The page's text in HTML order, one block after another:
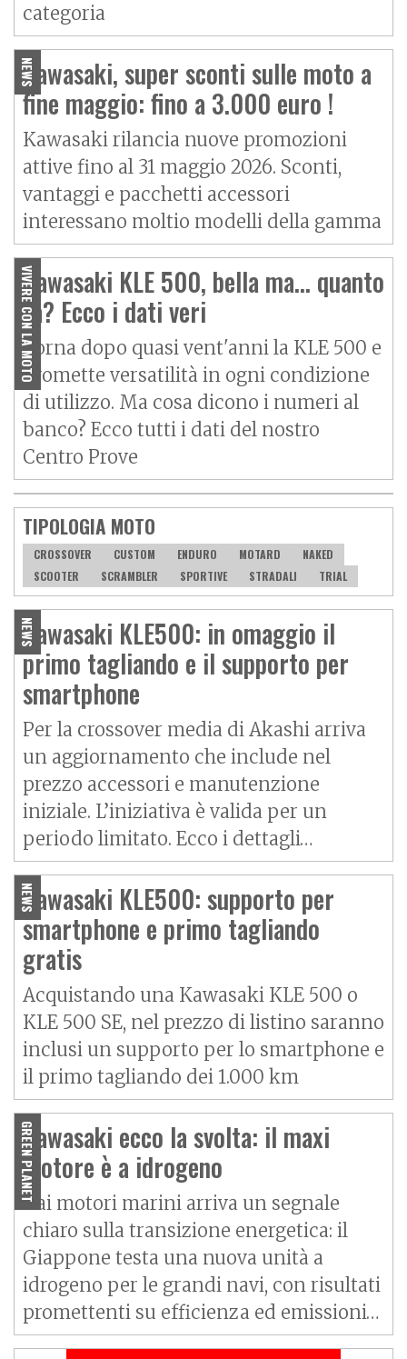
categoria
NEWS
Kawasaki, super sconti sulle moto a
fine maggio: fino a 3.000 euro !
Kawasaki rilancia nuove promozioni
attive fino al 31 maggio 2026. Sconti,
vantaggi e pacchetti accessori
interessano moltio modelli della gamma
VIVERE CON LA MOTO
Kawasaki KLE 500, bella ma... quanto
fa? Ecco i dati veri
Torna dopo quasi vent'anni la KLE 500 e
promette versatilità in ogni condizione
di utilizzo. Ma cosa dicono i numeri al
banco? Ecco tutti i dati del nostro
Centro Prove
TIPOLOGIA MOTO
CROSSOVER CUSTOM ENDURO MOTARD
NAKED
SCOOTER
SCRAMBLER SPORTIVE STRADALI TRIAL
NEWS
Kawasaki KLE500: in omaggio il
primo tagliando e il supporto per
smartphone
Per la crossover media di Akashi arriva
un aggiornamento che include nel
prezzo accessori e manutenzione
iniziale. L’iniziativa è valida per un
periodo limitato. Ecco i dettagli…
NEWS
Kawasaki KLE500: supporto per
smartphone e primo tagliando
gratis
Acquistando una Kawasaki KLE 500 o
KLE 500 SE, nel prezzo di listino saranno
inclusi un supporto per lo smartphone e
il primo tagliando dei 1.000 km
GREEN PLANET
Kawasaki ecco la svolta: il maxi
motore è a idrogeno
Dai motori marini arriva un segnale
chiaro sulla transizione energetica: il
Giappone testa una nuova unità a
idrogeno per le grandi navi, con risultati
promettenti su efficienza ed emissioni…